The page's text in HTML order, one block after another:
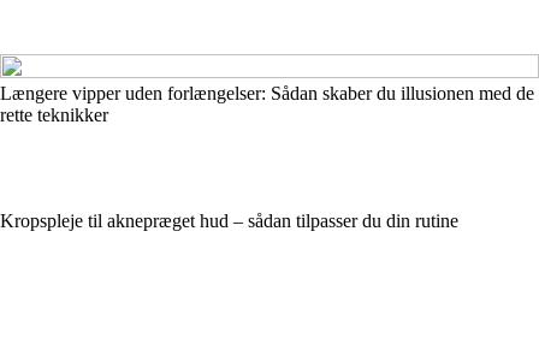
Længere vipper uden forlængelser: Sådan skaber du illusionen med de
rette teknikker
Kropspleje til aknepræget hud – sådan tilpasser du din rutine